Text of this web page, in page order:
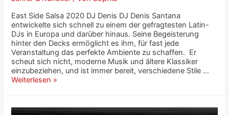
East Side Salsa 2020 DJ Denis DJ Denis Santana
entwickelte sich schnell zu einem der gefragtesten Latin-
DJs in Europa und darüber hinaus. Seine Begeisterung
hinter den Decks ermöglicht es ihm, für fast jede
Veranstaltung das perfekte Ambiente zu schaffen. Er
scheut sich nicht, moderne Musik und ältere Klassiker
einzubeziehen, und ist immer bereit, verschiedene Stile …
Weiterlesen »